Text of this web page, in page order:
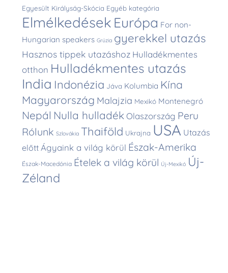
Egyesült Királyság-Skócia Egyéb kategória
Elmélkedések Európa For non-
Hungarian speakers Grúzia gyerekkel utazás
Hasznos tippek utazáshoz Hulladékmentes
otthon Hulladékmentes utazás
India Indonézia Jáva Kolumbia Kína
Magyarország Malajzia Mexikó Montenegró
Nepál Nulla hulladék Olaszország Peru
Rólunk Szlovákia Thaiföld Ukrajna USA Utazás
előtt Ágyaink a világ körül Észak-Amerika
Észak-Macedónia Ételek a világ körül Új-Mexikó Új-
Zéland